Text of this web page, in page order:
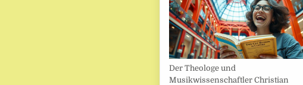
Der Theologe und
Musikwissenschaftler Christian